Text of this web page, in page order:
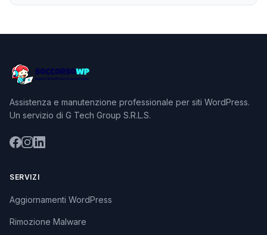
Assistenza e manutenzione professionale per siti WordPress.
Un servizio di G Tech Group S.R.L.S.
SERVIZI
Aggiornamenti WordPress
Rimozione Malware